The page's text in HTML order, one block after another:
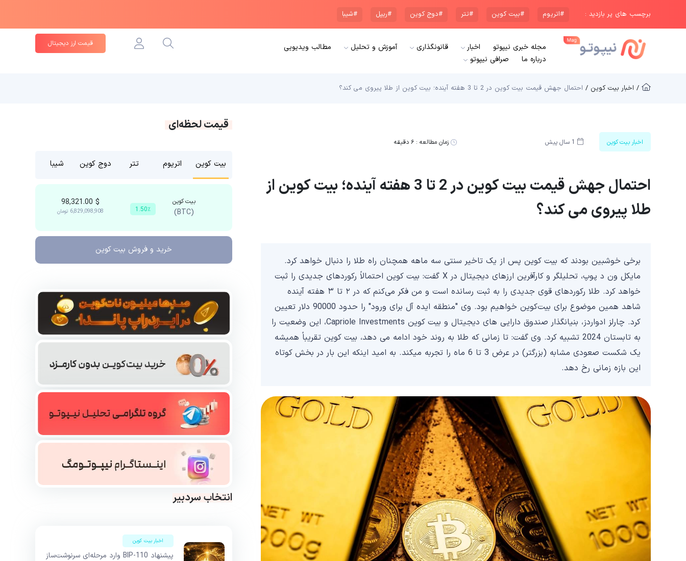
برچسب های پر بازدید : #اتریوم #بیت کوین #تتر #دوج کوین #ریپل #شیبا
مجله خبری نیپوتو اخبار قانونگذاری آموزش و تحلیل
مطالب ویدیویی
درباره ما
صرافی نیپوتو
قیمت ارز دیجیتال
/ اخبار بیت کوین / احتمال جهش قیمت بیت کوین در 2 تا 3 هفته آینده؛ بیت کوین از طلا پیروی می کند؟
اخبار بیت کوین 1 سال پیش زمان مطالعه :۶ دقیقه
احتمال جهش قیمت بیت کوین در 2 تا 3 هفته آینده؛ بیت کوین از
طلا پیروی می کند؟
برخی خوشبین بودند که بیت کوین پس از یک تاخیر سنتی سه ماهه همچنان راه طلا را دنبال خواهد کرد.
مایکل ون د پوپ، تحلیلگر و کارآفرین ارزهای دیجیتال در X گفت: بیت کوین احتمالاً رکوردهای جدیدی را ثبت
خواهد کرد. طلا رکوردهای قوی جدیدی را به ثبت رسانده است و من فکر می‌کنم که در ۲ تا ۳ هفته آینده
شاهد همین موضوع برای بیت‌کوین خواهیم بود. وی "منطقه ایده آل برای ورود" را حدود 90000 دلار تعیین
کرد. چارلز ادواردز، بنیانگذار صندوق دارایی های دیجیتال و بیت کوین Capriole Investments، این وضعیت را
به تابستان 2024 تشبیه کرد. وی گفت: تا زمانی که طلا به روند خود ادامه می دهد، بیت کوین تقریباً همیشه
یک شکست صعودی مشابه (بزرگتر) در عرض 3 تا 6 ماه را تجربه میکند. به امید اینکه این بار در بخش کوتاه
این بازه زمانی رخ دهد.
قیمت لحظه‌ای
بیت کوین اتریوم تتر دوج کوین شیبا
بیت کوین
(BTC) 1.50٪
$
6,829,098,908 تومان
خرید و فروش بیت کوین
انتخاب سردبیر
اخبار بیت کوین
پیشنهاد BIP-110 وارد مرحله‌ای سرنوشت‌ساز